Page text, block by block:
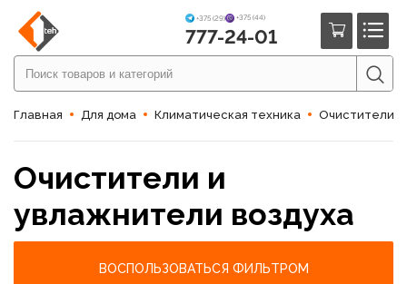
+375 (29) +375 (44)
777-24-01
Главная Для дома Климатическая техника Очистители и
Очистители и
увлажнители воздуха
ВОСПОЛЬЗОВАТЬСЯ ФИЛЬТРОМ